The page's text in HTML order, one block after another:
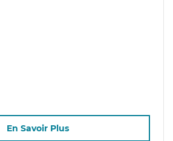
En Savoir Plus